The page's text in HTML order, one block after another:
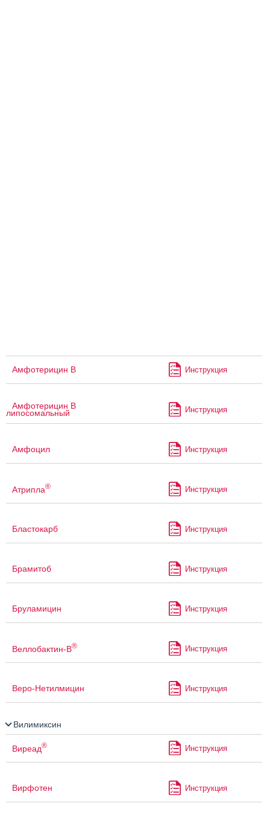
Амфотерицин В Инструкция
Амфотерицин В
липосомальный Инструкция
Амфоцил Инструкция
Атрипла® Инструкция
Бластокарб Инструкция
Брамитоб Инструкция
Бруламицин Инструкция
Веллобактин-В® Инструкция
Веро-Нетилмицин Инструкция
Вилимиксин
Виреад® Инструкция
Вирфотен Инструкция